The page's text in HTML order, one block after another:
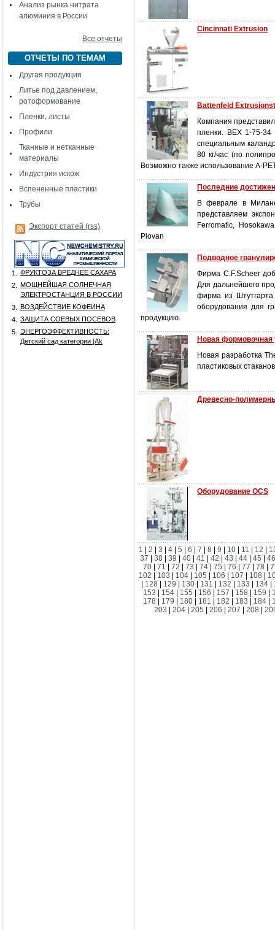
Анализ рынка нитрата
алюминия в России
Все отчеты
ОТЧЕТЫ ПО ТЕМАМ
Другая продукция
Литье под давлением,
ротоформование
Пленки, листы
Профили
Тканные и нетканные
материалы
Индустрия искож
Вспененные пластики
Трубы
Экспорт статей (rss)
1.
ФРУКТОЗА ВРЕДНЕЕ САХАРА
2.
МОЩНЕЙШАЯ СОЛНЕЧНАЯ
ЭЛЕКТРОСТАНЦИЯ В РОССИИ
3.
ВОЗДЕЙСТВИЕ КОФЕИНА
4.
ЗАЩИТА СОЕВЫХ ПОСЕВОВ
5.
ЭНЕРГОЭФФЕКТИВНОСТЬ:
Детский сад категории [Аk
Cincinnati Extrusion
Battenfeld
Компания
пленки. ВЕХ 1-75-34
специальным
80 кг/час (по
Возможно также использование А-
Последние
В феврале в
представляем
Ferromatic,
Piovan
Подводное
Фирма C.F.Scheer
Для дальнейшего
фирма из
оборудования для
продукцию.
Новая формовочная
Новая разработка
пластиковых
Древесно-
Оборудование OCS
1 2 3 4 5 6 7 8 9 10 11 12
37
|38 |39 |40 |41 |42 |43 |44 |45 |
70
71 72 73 74 75 76 77 78
102
103 104 105 106 107 108
128 129 130 131 132 133 134
153
154 155 156 157 158 159
178
179 180 181 182 183 184
203
|204 |205 |206 |207 |208 |